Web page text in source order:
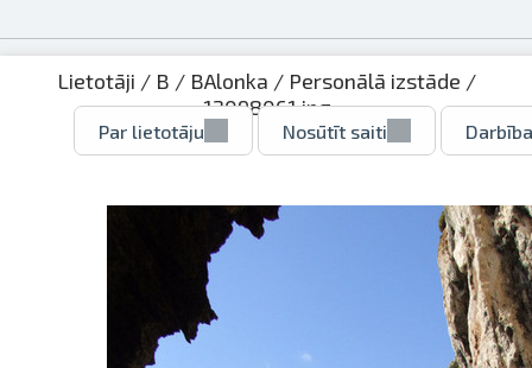
Lietotāji / B / BAlonka / Personālā izstāde /
12098061.jpg
Par lietotāju Nosūtīt saiti